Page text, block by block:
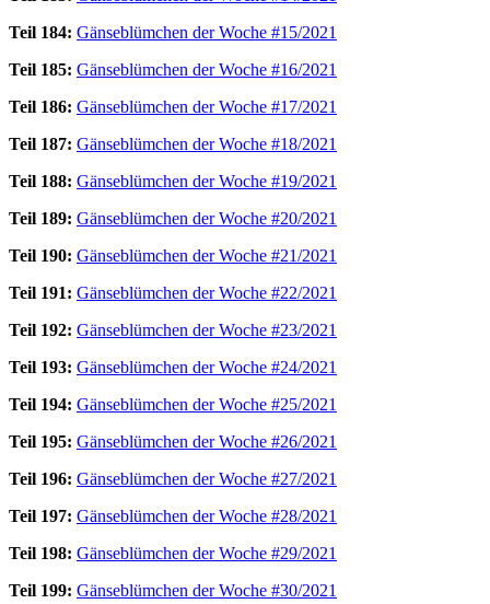
Teil 184: Gänseblümchen der Woche #15/2021
Teil 185: Gänseblümchen der Woche #16/2021
Teil 186: Gänseblümchen der Woche #17/2021
Teil 187: Gänseblümchen der Woche #18/2021
Teil 188: Gänseblümchen der Woche #19/2021
Teil 189: Gänseblümchen der Woche #20/2021
Teil 190: Gänseblümchen der Woche #21/2021
Teil 191: Gänseblümchen der Woche #22/2021
Teil 192: Gänseblümchen der Woche #23/2021
Teil 193: Gänseblümchen der Woche #24/2021
Teil 194: Gänseblümchen der Woche #25/2021
Teil 195: Gänseblümchen der Woche #26/2021
Teil 196: Gänseblümchen der Woche #27/2021
Teil 197: Gänseblümchen der Woche #28/2021
Teil 198: Gänseblümchen der Woche #29/2021
Teil 199: Gänseblümchen der Woche #30/2021